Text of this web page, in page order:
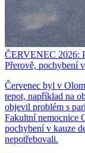
ČERVENEC 2026:
Přerově, pochybení
Červenec byl v
tepot, například na
objevil problém s
Fakultní nemocnice
pochybení v kauze
nepotřebovali.